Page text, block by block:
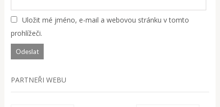
Uložit mé jméno, e-mail a webovou stránku v tomto
prohlížeči.
PARTNEŘI WEBU